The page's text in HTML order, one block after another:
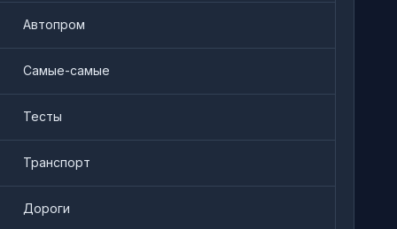
Автопром
Самые-самые
Тесты
Транспорт
Дороги